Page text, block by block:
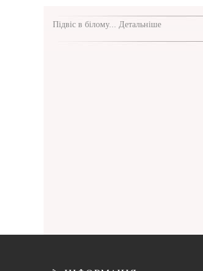
Підвіс в білому... Детальніше